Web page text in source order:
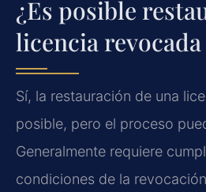
¿Es posible
licencia
Sí, la restauración de una
posible, pero el proceso
Generalmente requiere
condiciones de la